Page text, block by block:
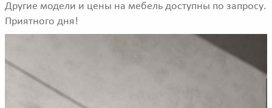
Другие модели и цены на мебель доступны по запросу.
Приятного дня!